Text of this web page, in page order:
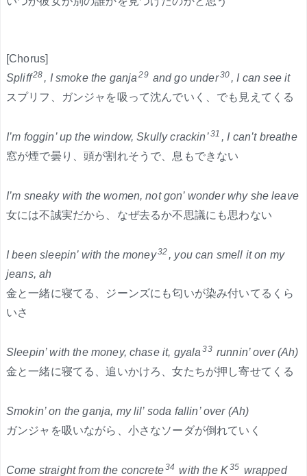
[Chorus]
Spliff28 , I smoke the ganja 29 and go under30 , I can see it
スプリフ、ガンジャを吸って沈んでいく、でも見えてくる
I’m foggin’ up the window, Skully crackin’31 , I can’t breathe
窓が煙で曇り、頭が割れそうで、息もできない
I’m sneaky with the women, not gon’ wonder why she leave
女には不誠実だから、なぜ去るか不思議にも思わない
I been sleepin’ with the money32 , you can smell it on my
jeans, ah
金と一緒に寝てる、ジーンズにも匂いが染み付いてるくら
いさ
Sleepin’ with the money, chase it, gyala 33 runnin’ over (Ah)
金と一緒に寝てる、追いかけろ、女たちが押し寄せてくる
Smokin’ on the ganja, my lil’ soda fallin’ over (Ah)
ガンジャを吸いながら、小さなソーダが倒れていく
Come straight from the concrete34 with the K35 wrapped